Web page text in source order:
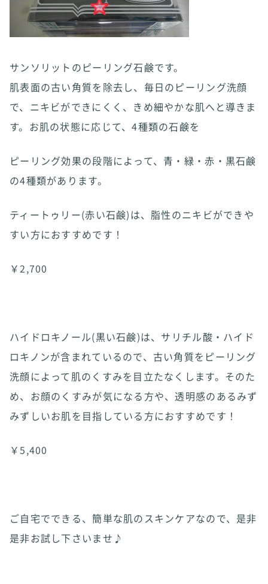
サンソリットのピーリング石鹸です。
肌表面の古い角質を除去し、毎日のピーリング洗顔
で、ニキビができにくく、きめ細やかな肌へと導きま
す。お肌の状態に応じて、4種類の石鹸を
ピーリング効果の段階によって、青・緑・赤・黒石鹸
の4種類があります。
ティートゥリー(赤い石鹸)は、脂性のニキビができや
すい方におすすめです！
￥2,700
ハイドロキノール(黒い石鹸)は、サリチル酸・ハイド
ロキノンが含まれているので、古い角質をピーリング
洗顔によって肌のくすみを目立たなくします。そのた
め、お顔のくすみが気になる方や、透明感のあるみず
みずしいお肌を目指している方におすすめです！
￥5,400
ご自宅でできる、簡単な肌のスキンケアなので、是非
是非お試し下さいませ♪